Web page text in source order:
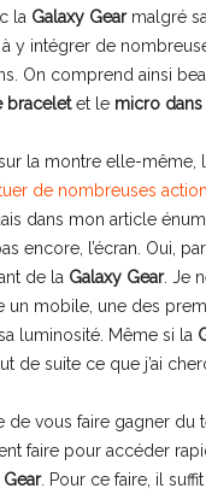
la Galaxy Gearmalgré
à y intégrer de
On comprend ainsi
braceletet le micro
la montre elle-même,
de nombreuses
dans mon article
encore, l’écran. Oui,
de la Galaxy Gear. Je
un mobile, une des
luminosité. Même si la
de suite ce que j’ai
de vous faire gagner du
faire pour accéder
. Pour ce faire, il